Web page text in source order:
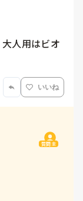
人用はビオ
いいね
質問主